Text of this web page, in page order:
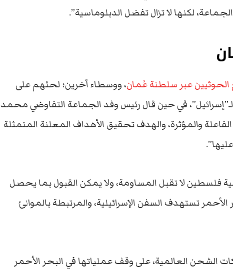
لكنها لا تزال تفضل الدبلوماسية”.
عبر سلطنة عُمان، ووسطاء آخرين؛ لحثهم على
في حين قال رئيس وفد الجماعة التفاوضي محمد
والمؤثرة، والهدف تحقيق الأهداف المعلنة المتمثلة
لا تقبل المساومة، ولا يمكن القبول بما يحصل
تستهدف السفن الإسرائيلية، والمرتبطة بالموانئ
العالمية، على وقف عملياتها في البحر الأحمر